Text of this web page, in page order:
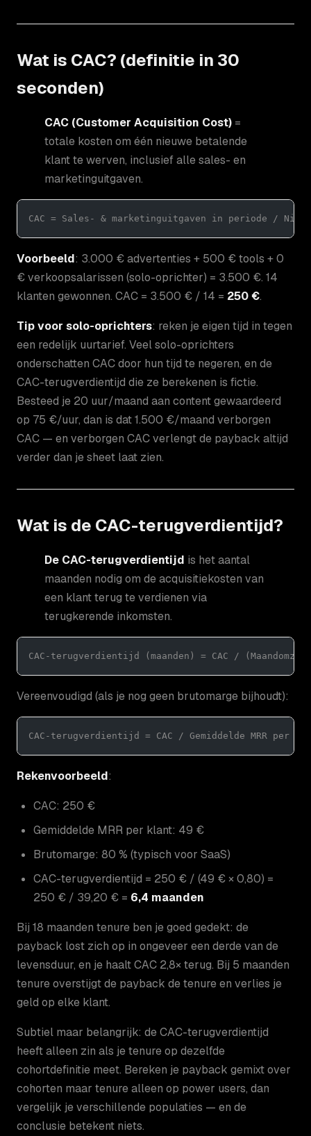
Wat is CAC? (definitie in 30
seconden)
CAC (Customer Acquisition Cost) =
totale kosten om één nieuwe betalende
klant te werven, inclusief alle sales- en
marketinguitgaven.
CAC = Sales- & marketinguitgaven in periode /
Voorbeeld: 3.000 € advertenties + 500 € tools + 0
€ verkoopsalarissen (solo-oprichter) = 3.500 €. 14
klanten gewonnen. CAC = 3.500 € / 14 = 250 €.
Tip voor solo-oprichters: reken je eigen tijd in tegen
een redelijk uurtarief. Veel solo-oprichters
onderschatten CAC door hun tijd te negeren, en de
CAC-terugverdientijd die ze berekenen is fictie.
Besteed je 20 uur/maand aan content gewaardeerd
op 75 €/uur, dan is dat 1.500 €/maand verborgen
CAC — en verborgen CAC verlengt de payback altijd
verder dan je sheet laat zien.
Wat is de CAC-terugverdientijd?
De CAC-terugverdientijd is het aantal
maanden nodig om de acquisitiekosten van
een klant terug te verdienen via
terugkerende inkomsten.
CAC-terugverdientijd (maanden) = CAC /
Vereenvoudigd (als je nog geen brutomarge bijhoudt):
CAC-terugverdientijd = CAC / Gemiddelde MRR per
Rekenvoorbeeld:
CAC: 250 €
Gemiddelde MRR per klant: 49 €
Brutomarge: 80 % (typisch voor SaaS)
CAC-terugverdientijd = 250 € / (49 € × 0,80) =
250 € / 39,20 € = 6,4 maanden
Bij 18 maanden tenure ben je goed gedekt: de
payback lost zich op in ongeveer een derde van de
levensduur, en je haalt CAC 2,8× terug. Bij 5 maanden
tenure overstijgt de payback de tenure en verlies je
geld op elke klant.
Subtiel maar belangrijk: de CAC-terugverdientijd
heeft alleen zin als je tenure op dezelfde
cohortdefinitie meet. Bereken je payback gemixt over
cohorten maar tenure alleen op power users, dan
vergelijk je verschillende populaties — en de
conclusie betekent niets.